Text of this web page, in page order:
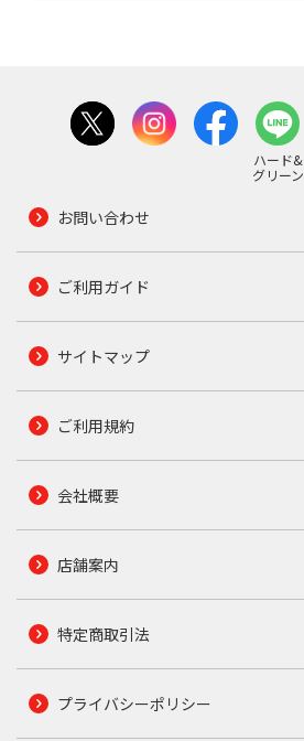
ハード&
グリーン
お問い合わせ
ご利用ガイド
サイトマップ
ご利用規約
会社概要
店舗案内
特定商取引法
プライバシーポリシー